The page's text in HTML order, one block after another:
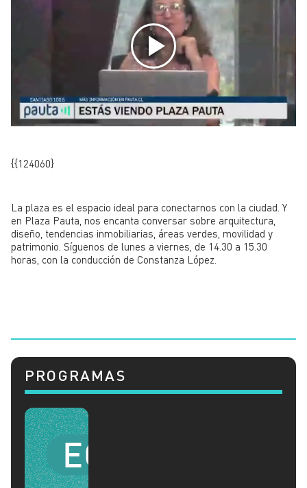
{{124060}
La plaza es el espacio ideal para conectarnos con la ciudad. Y
en Plaza Pauta, nos encanta conversar sobre arquitectura,
diseño, tendencias inmobiliarias, áreas verdes, movilidad y
patrimonio. Síguenos de lunes a viernes, de 14.30 a 15.30
horas, con la conducción de Constanza López.
PROGRAMAS